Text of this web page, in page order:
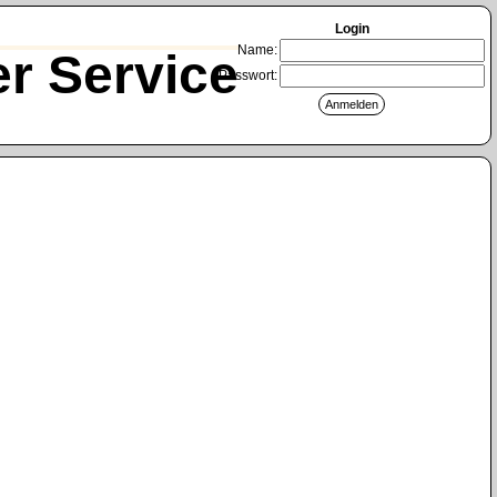
Service
Login
Name:
Passwort: